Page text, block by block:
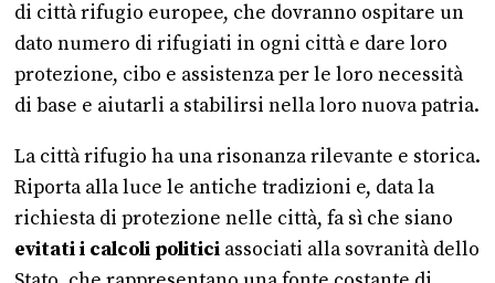
di città rifugio europee, che dovranno ospitare un
dato numero di rifugiati in ogni città e dare loro
protezione, cibo e assistenza per le loro necessità
di base e aiutarli a stabilirsi nella loro nuova patria.
La città rifugio ha una risonanza rilevante e storica.
Riporta alla luce le antiche tradizioni e, data la
richiesta di protezione nelle città, fa sì che siano
evitati i calcoli politici associati alla sovranità dello